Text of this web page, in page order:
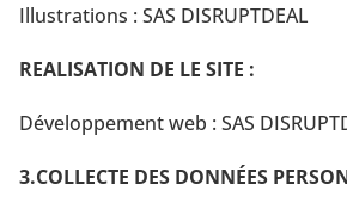
Illustrations : SAS DISRUPTDEAL
REALISATION DE LE SITE :
Développement web : SAS
3.COLLECTE DES DONNÉES